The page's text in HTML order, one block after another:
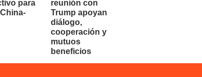
para
reunión con
Trump apoyan
diálogo,
cooperación y
mutuos
beneficios